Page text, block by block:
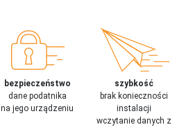
bezpieczeństwo
dane podatnika
na jego urządzeniu
szybkość
brak konieczności
instalacji
wczytanie danych z